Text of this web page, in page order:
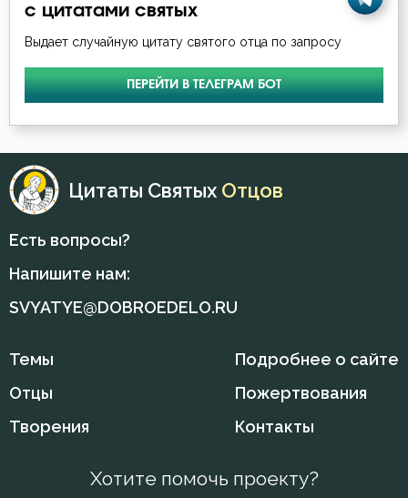
с цитатами святых
Выдает случайную цитату святого отца по запросу
ПЕРЕЙТИ В ТЕЛЕГРАМ БОТ
Цитаты Святых Отцов
Есть вопросы?
Напишите нам:
SVYATYE@DOBROEDELO.RU
Темы
Отцы
Творения
Подробнее о сайте
Пожертвования
Контакты
Хотите помочь проекту?